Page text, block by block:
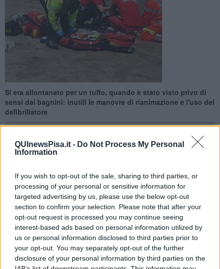
QUInewsPisa.it - Do Not Process My Personal
Information
If you wish to opt-out of the sale, sharing to third parties, or
processing of your personal or sensitive information for
targeted advertising by us, please use the below opt-out
section to confirm your selection. Please note that after your
opt-out request is processed you may continue seeing
interest-based ads based on personal information utilized by
us or personal information disclosed to third parties prior to
your opt-out. You may separately opt-out of the further
disclosure of your personal information by third parties on the
Si era allontanato per un tuffo, quando è stato visto privo di
sensi dai bagnini: inutili le manovre di rianimazione e l'uso del
defibrillatore
PISA —Tragedia in mare nella giornata di ieri aTirrenia, sul
litorale pisano:un uomo di 88 anni è morto mentre stava
facendo il bagno, verosimilmente a causa di un malore
improvviso. L'uomo, nuotatore esperto, era un cliente abituale dello
stabilimento balneare.
Secondo quanto ricostruito, l'anziano si era allontanato dalla riva
per la solita nuotata giornaliera. Purtroppo, però, qualche minuto
più tardi il bagnino dello stabilimento adiacente ha dato l'allarme
dopo aver visto una sagoma riversa in acqua.